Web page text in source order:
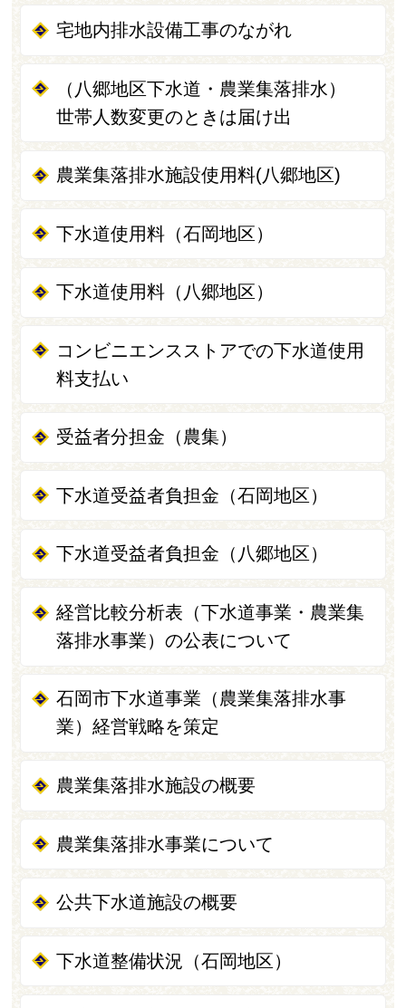
宅地内排水設備工事のながれ
（八郷地区下水道・農業集落排水）
世帯人数変更のときは届け出
農業集落排水施設使用料(八郷地区)
下水道使用料（石岡地区）
下水道使用料（八郷地区）
コンビニエンスストアでの下水道使用
料支払い
受益者分担金（農集）
下水道受益者負担金（石岡地区）
下水道受益者負担金（八郷地区）
経営比較分析表（下水道事業・農業集
落排水事業）の公表について
石岡市下水道事業（農業集落排水事
業）経営戦略を策定
農業集落排水施設の概要
農業集落排水事業について
公共下水道施設の概要
下水道整備状況（石岡地区）